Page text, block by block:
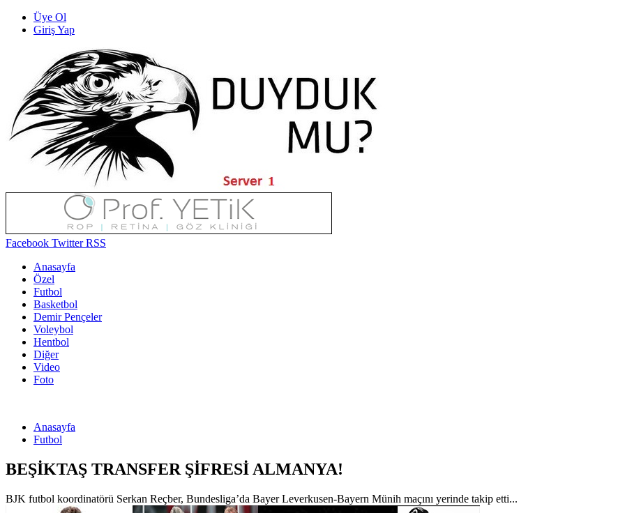
Üye Ol
Giriş Yap
Facebook TwitterRSS
Anasayfa
Özel
Futbol
Basketbol
Demir Pençeler
Voleybol
Hentbol
Diğer
Video
Foto
Anasayfa
Futbol
BEŞİKTAŞ TRANSFER ŞİFRESİ ALMANYA!
BJK futbol koordinatörü Serkan Reçber, Bundesliga’da Bayer Leverkusen-Bayern Münih maçını yerinde takip etti...